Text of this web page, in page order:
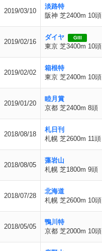
2019/03/10
淡路特
阪神 芝2400m 10頭
2019/02/16
ダイヤ GIII
東京 芝3400m 10頭
2019/02/02
箱根特
東京 芝2400m 10頭
2019/01/20
睦月賞
京都 芝2400m 8頭
2018/08/18
札日刊
札幌 芝2600m 11頭
2018/08/05
藻岩山
札幌 芝1800m 9頭
2018/07/28
北海道
札幌 芝2600m 10頭
2018/05/05
鴨川特
京都 芝2000m 10頭